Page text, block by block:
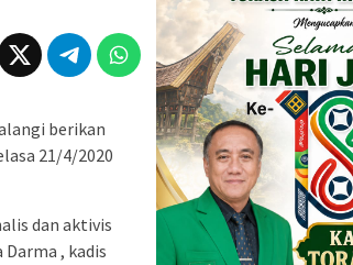
berikan
21/4/2020
dan aktivis
, kadis